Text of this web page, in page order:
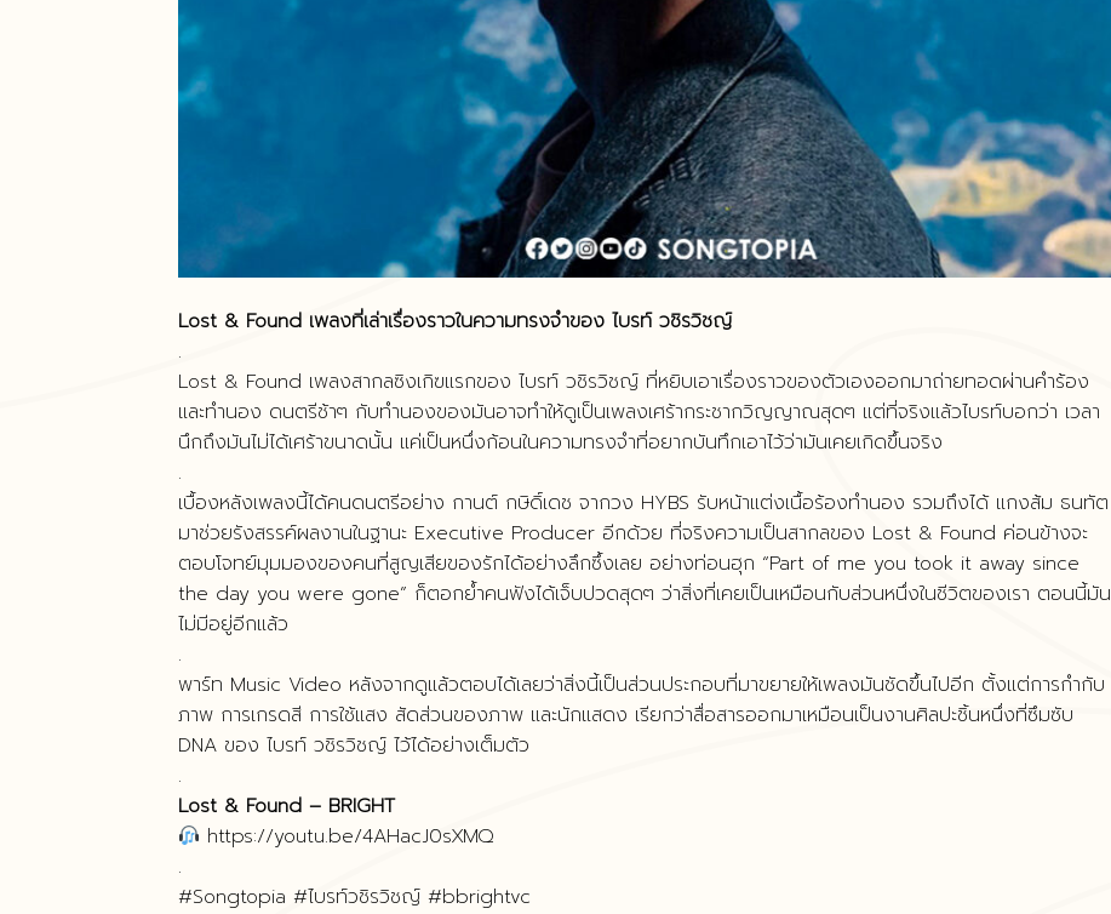
Lost & Found เพลงที่เล่าเรื่องราวในความทรงจำของ ไบรท์ วชิรวิชญ์
.
Lost & Found เพลงสากลซิงเกิฃแรกของ ไบรท์ วชิรวิชญ์ ที่หยิบเอาเรื่องราวของตัวเองออกมาถ่ายทอดผ่านคำร้อง
และทำนอง ดนตรีช้าๆ กับทำนองของมันอาจทำให้ดูเป็นเพลงเศร้ากระชากวิญญาณสุดๆ แต่ที่จริงแล้วไบรท์บอกว่า เวลา
นึกถึงมันไม่ได้เศร้าขนาดนั้น แค่เป็นหนึ่งก้อนในความทรงจำที่อยากบันทึกเอาไว้ว่ามันเคยเกิดขึ้นจริง
.
เบื้องหลังเพลงนี้ได้คนดนตรีอย่าง กานต์ กษิดิ์เดช จากวง HYBS รับหน้าแต่งเนื้อร้องทำนอง รวมถึงได้ แกงส้ม ธนทัต
มาช่วยรังสรรค์ผลงานในฐานะ Executive Producer อีกด้วย ที่จริงความเป็นสากลของ Lost & Found ค่อนข้างจะ
ตอบโจทย์มุมมองของคนที่สูญเสียของรักได้อย่างลึกซึ้งเลย อย่างท่อนฮุก “Part of me you took it away since
the day you were gone” ก็ตอกย้ำคนฟังได้เจ็บปวดสุดๆ ว่าสิ่งที่เคยเป็นเหมือนกับส่วนหนึ่งในชีวิตของเรา ตอนนี้มัน
ไม่มีอยู่อีกแล้ว
.
พาร์ท Music Video หลังจากดูแล้วตอบได้เลยว่าสิ่งนี้เป็นส่วนประกอบที่มาขยายให้เพลงมันชัดขึ้นไปอีก ตั้งแต่การกำกับ
ภาพ การเกรดสี การใช้แสง สัดส่วนของภาพ และนักแสดง เรียกว่าสื่อสารออกมาเหมือนเป็นงานศิลปะชิ้นหนึ่งที่ซึมซับ
DNA ของ ไบรท์ วชิรวิชญ์ ไว้ได้อย่างเต็มตัว
.
Lost & Found – BRIGHT
https://youtu.be/4AHacJ0sXMQ
.
#Songtopia #ไบรท์วชิรวิชญ์ #bbrightvc